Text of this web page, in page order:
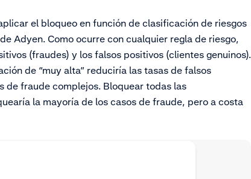
el bloqueo en función de clasificación de riesgos
Adyen. Como ocurre con cualquier regla de riesgo,
(fraudes) y los falsos positivos (clientes genuinos).
de “muy alta” reduciría las tasas de falsos
de fraude complejos. Bloquear todas las
la mayoría de los casos de fraude, pero a costa